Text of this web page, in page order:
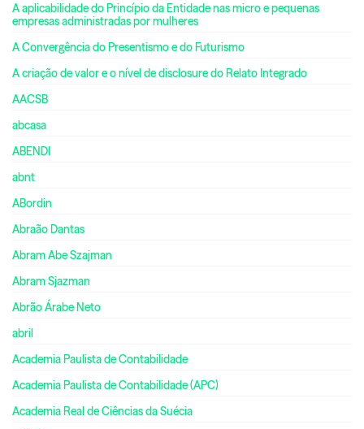
A aplicabilidade do Princípio da Entidade nas micro e pequenas
empresas administradas por mulheres
A Convergência do Presentismo e do Futurismo
A criação de valor e o nível de disclosure do Relato Integrado
AACSB
abcasa
ABENDI
abnt
ABordin
Abraão Dantas
Abram Abe Szajman
Abram Sjazman
Abrão Árabe Neto
abril
Academia Paulista de Contabilidade
Academia Paulista de Contabilidade (APC)
Academia Real de Ciências da Suécia